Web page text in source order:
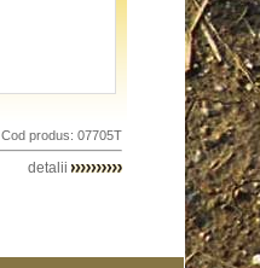
Cod produs: 07705T
detalii